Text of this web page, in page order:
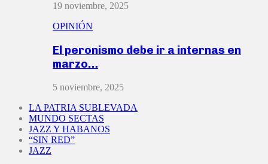
19 noviembre, 2025
OPINIÓN
El peronismo debe ir a internas en
marzo…
5 noviembre, 2025
LA PATRIA SUBLEVADA
MUNDO SECTAS
JAZZ Y HABANOS
“SIN RED”
JAZZ